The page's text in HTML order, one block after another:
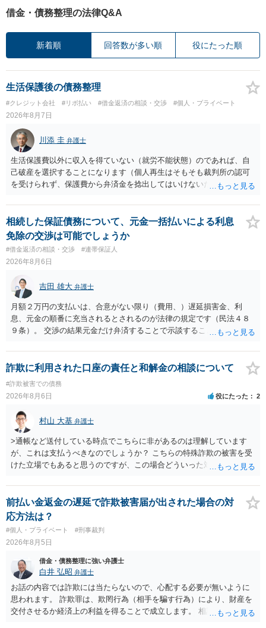
借金・債務整理の法律Q&A
新着順 回答数が多い順 役にたった順
生活保護後の債務整理
#クレジット会社 #リボ払い #借金返済の相談・交渉 #個人・プライベート
2026年8月7日
川添 圭 弁護士
生活保護費以外に収入を得ていない（就労不能状態）のであれば、自
己破産を選択することになります（個人再生はそもそも裁判所の認可
を受けられず、保護費から弁済金を捻出してはいけないため任意整理
士費用は法テラスが負担し、裁判所の予納金等も法テラスが援助して
くれるため、弁護士へ自己破産を任せれば解決します。
相続した保証債務について、元金一括払いによる利息
免除の交渉は可能でしょうか
#借金返済の相談・交渉 #連帯保証人
2026年8月6日
吉田 雄大 弁護士
月額２万円の支払いは、合意がない限り（費用、）遅延損害金、利
息、元金の順番に充当されるとされるのが法律の規定です（民法４８
９条）。 交渉の結果元金だけ弁済することで示談することは、弁護士
ることには消極的なことが多いものの、お近くの弁護士にご依頼しチ
ャレンジなさる意義は十分にあると思います。
詐欺に利用された口座の責任と和解金の相談について
#詐欺被害での債務
2026年8月6日 役にたった 2
村山 大基 弁護士
>通帳など送付している時点でこちらに非があるのは理解しています
が、これは支払うべきなのでしょうか？ こちらの特殊詐欺の被害を受
けた立場でもあると思うのですが、この場合どういった対処が必要で
がいいとは思います。 そもそも、特殊詐欺関係なく旦那さんの行為
は法に触れる可能性もあります。 ＞100万を支払わず穏便に和解する
ことは可能でしょうか？ →一般的には難しいです。相談者さんも１０
０万円の被害を受けたとして、１円も払わないで和解したいと言われ
たら、 できるだけ重い刑罰を与えて欲しい、と思われるのではない
でしょうか。 ＞弁護士さんに入ってもらうことで支払額が下がること
はありますか？ そこはあり得ます、ただ、弁護士費用かけるならその
分賠償に回すことも考えられるので、 兼ね合いは考えてみましょう。
前払い金返金の遅延で詐欺被害届が出された場合の対
応方法は？
#個人・プライベート #刑事裁判
2026年8月5日
借金・債務整理に強い弁護士
白井 弘昭 弁護士
お話の内容では詐欺には当たらないので、心配する必要が無いように
思われます。 詐欺罪は、欺罔行為（相手を騙す行為）により、財産を
交付させるか経済上の利益を得ることで成立します。 相談者さんは、